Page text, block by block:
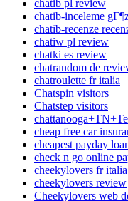
chatib pl review
chatib-inceleme
chatib-recenze
chatiw pl review
chatki es review
chatrandom de
chatroulette fr italia
Chatspin visitors
Chatstep visitors
cheap free car
cheapest payday
check n go online
cheekylovers fr italia
cheekylovers review
Cheekylovers web